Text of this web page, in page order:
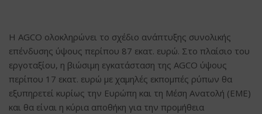
Η AGCO ολοκληρώνει το σχέδιο ανάπτυξης συνολικής
επένδυσης ύψους περίπου 87 εκατ. ευρώ. Στο πλαίσιο του
εργοταξίου, η βιώσιμη εγκατάσταση της AGCO ύψους
περίπου 17 εκατ. ευρώ με χαμηλές εκπομπές ρύπων θα
εξυπηρετεί κυρίως την Ευρώπη και τη Μέση Ανατολή (EME)
και θα είναι η κύρια αποθήκη για την προμήθεια